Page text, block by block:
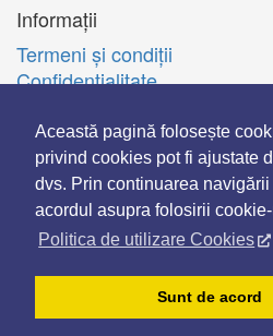
Această pagină folosește
privind cookies pot fi ajustate
dvs. Prin continuarea
acordul asupra folosirii
Politica de utilizare Cookies
Sunt de acord
Informații
Termeni şi condiţii
Confidenţialitate
A.N.P.C.
English
© Copyright 2006-2026 Extreme